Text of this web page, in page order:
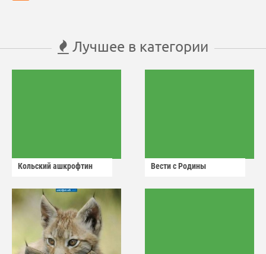
Лучшее в категории
Кольский ашкрофтин Вести с Родины